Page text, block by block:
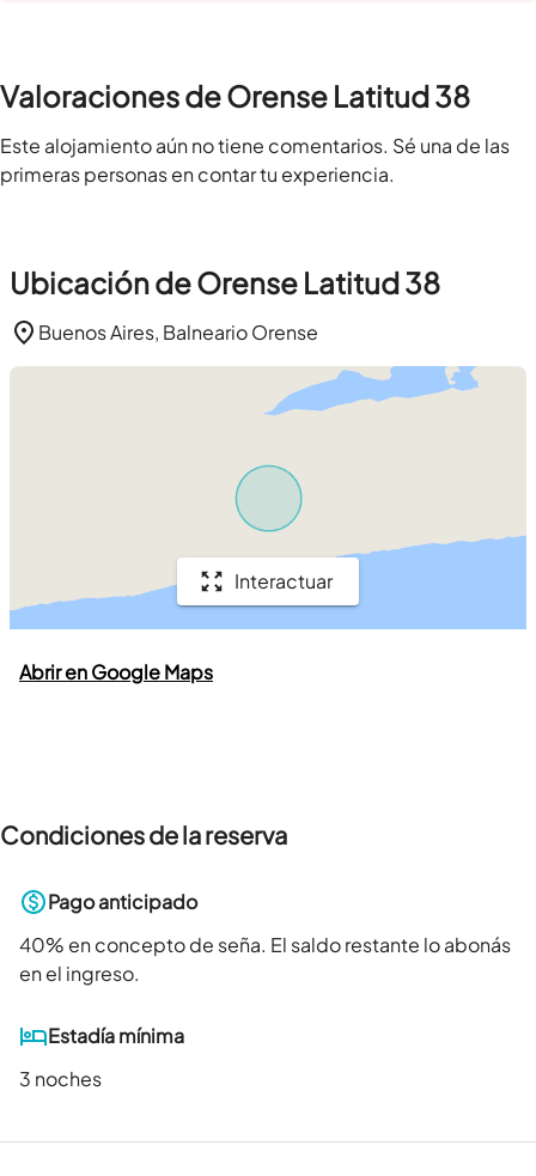
Valoraciones de Orense Latitud 38
Este alojamiento aún no tiene comentarios. Sé una de las
primeras personas en contar tu experiencia.
Ubicación de Orense Latitud 38
Buenos Aires, Balneario Orense
Interactuar
Abrir en Google Maps
Condiciones de la reserva
Pago anticipado
40% en concepto de seña. El saldo restante lo abonás
en el ingreso.
Estadía mínima
3 noches